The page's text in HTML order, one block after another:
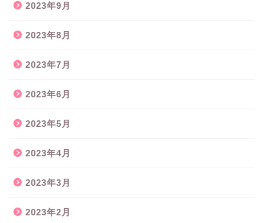
2023年9月
2023年8月
2023年7月
2023年6月
2023年5月
2023年4月
2023年3月
2023年2月